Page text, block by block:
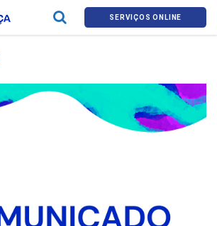
SERVIÇOS ONLINE